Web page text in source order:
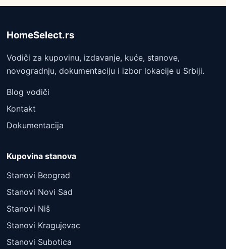
HomeSelect.rs
Vodiči za kupovinu, izdavanje, kuće, stanove,
novogradnju, dokumentaciju i izbor lokacije u Srbiji.
Blog vodiči
Kontakt
Dokumentacija
Kupovina stanova
Stanovi Beograd
Stanovi Novi Sad
Stanovi Niš
Stanovi Kragujevac
Stanovi Subotica